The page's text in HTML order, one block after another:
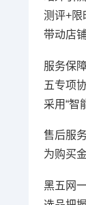
测评+限
带动店
服务保
五专项
采用“智
售后服
为购买
黑五网